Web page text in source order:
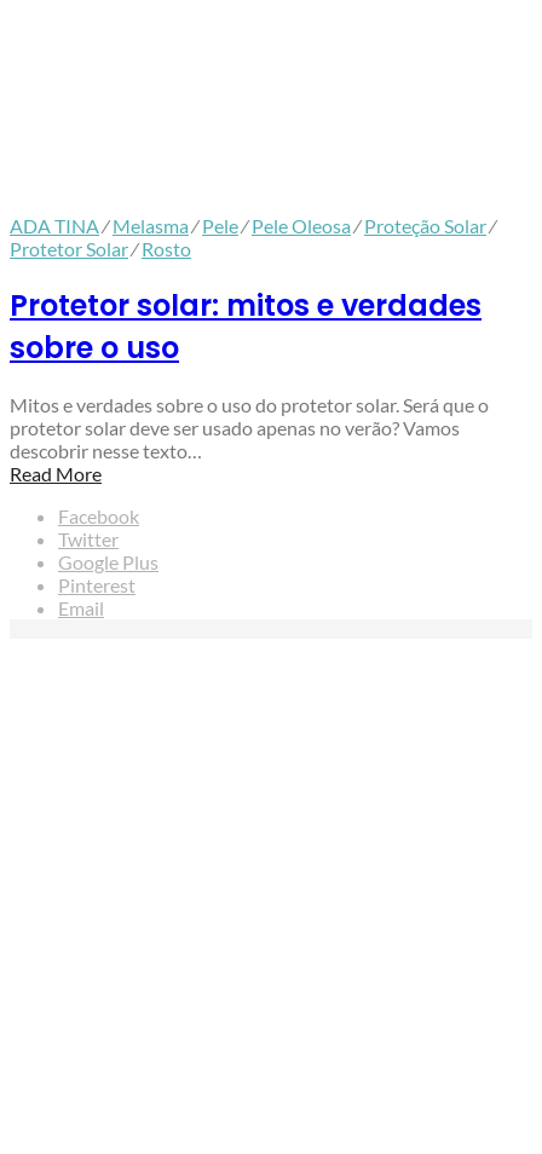
ADA TINA⁄Melasma⁄Pele⁄Pele Oleosa⁄Proteção Solar⁄
Protetor Solar⁄Rosto
Protetor solar: mitos e verdades
sobre o uso
Mitos e verdades sobre o uso do protetor solar. Será que o
protetor solar deve ser usado apenas no verão? Vamos
descobrir nesse texto…
Read More
Facebook
Twitter
Google Plus
Pinterest
Email